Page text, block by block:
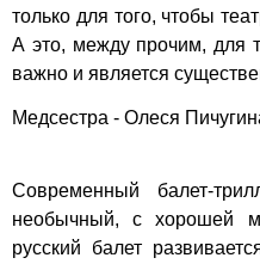
только для того, чтобы
А это, между прочим, для
важно и является
Медсестра - Олеся
Современный балет-
необычный, с хорошей
русский балет